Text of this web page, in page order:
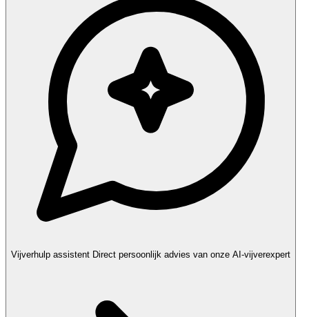
Vijverhulp assistent Direct persoonlijk advies van onze AI-vijverexpert